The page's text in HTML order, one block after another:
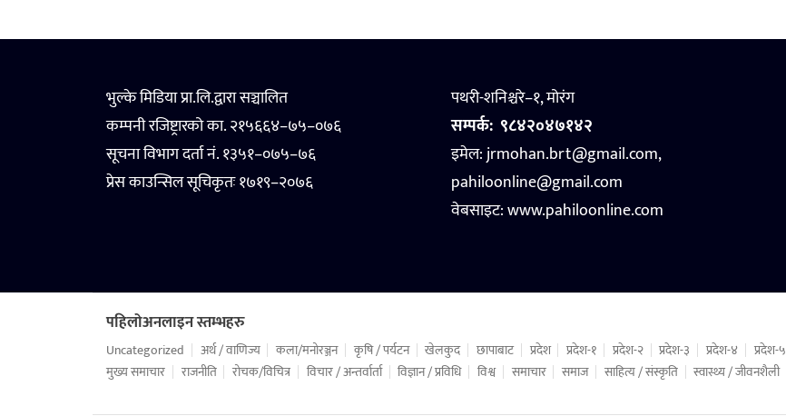
भुल्के मिडिया प्रा.लि.द्वारा सञ्चालित
कम्पनी रजिष्ट्रारको का. २१५६६४–७५–०७६
सूचना विभाग दर्ता नं. १३५१–०७५–७६
प्रेस काउन्सिल सूचिकृतः १७१९–२०७६
पथरी-शनिश्चरे–१, मोरंग
सम्पर्क: ९८४२०४७१४२
इमेल: jrmohan.brt@gmail.com,
pahiloonline@gmail.com
वेबसाइट:www.pahiloonline.com
पहिलोअनलाइन स्तम्भहरु
Uncategorized अर्थ / वाणिज्य कला/मनोरञ्जन कृषि / पर्यटन खेलकुद छापाबाट प्रदेश प्रदेश-१ प्रदेश-२ प्रदेश-३ प्रदेश-४ प्रदेश-५
मुख्य समाचार
राजनीति रोचक/विचित्र विचार / अन्तर्वार्ता विज्ञान / प्रविधि विश्व समाचार समाज साहित्य / संस्कृति स्वास्थ्य / जीवनशैली